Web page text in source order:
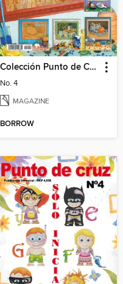
Colección Punto de Cruz
No. 4
MAGAZINE
BORROW